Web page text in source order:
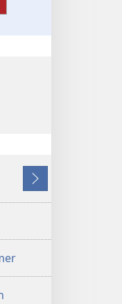
Weiter